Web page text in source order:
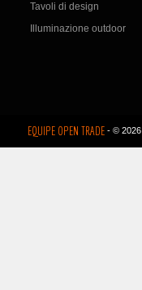
Tavoli di design
Illuminazione outdoor
EQUIPE OPEN TRADE- ©